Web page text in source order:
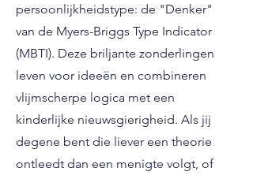
persoonlijkheidstype: de "Denker"
van de Myers-Briggs Type Indicator
(MBTI). Deze briljante zonderlingen
leven voor ideeën en combineren
vlijmscherpe logica met een
kinderlijke nieuwsgierigheid. Als jij
degene bent die liever een theorie
ontleedt dan een menigte volgt, of